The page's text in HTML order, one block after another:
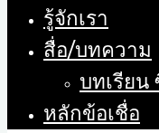
รู้จักเรา
สื่อ/บทความ
บทเรียน
หลักข้อเชื่อ